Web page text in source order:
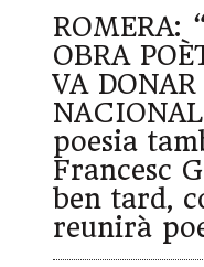
ROMERA:
OBRA
VA
poesia
Francesc
ben tard,
reunirà